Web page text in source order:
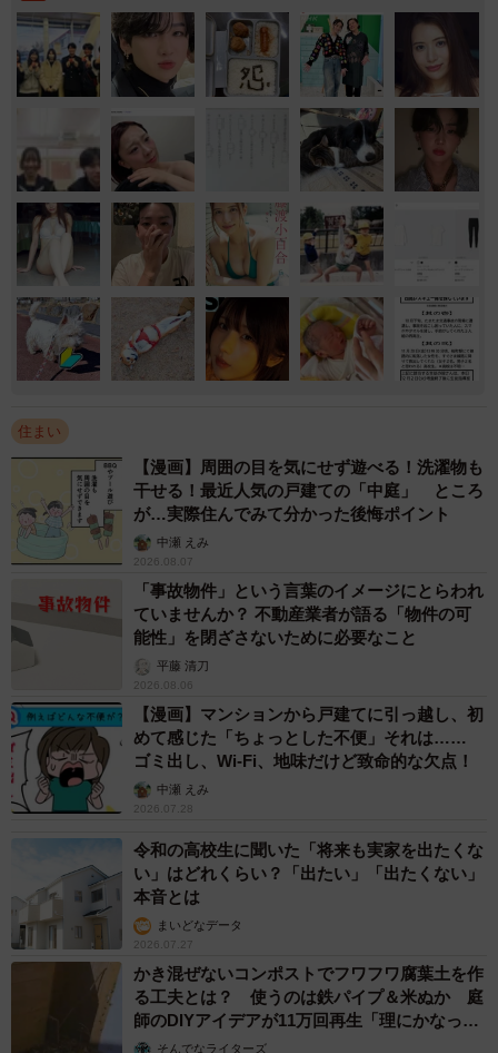
住まい
【漫画】周囲の目を気にせず遊べる！洗濯物も
干せる！最近人気の戸建ての「中庭」 ところ
が…実際住んでみて分かった後悔ポイント
中瀬 えみ
2026.08.07
「事故物件」という言葉のイメージにとらわれ
ていませんか？ 不動産業者が語る「物件の可
能性」を閉ざさないために必要なこと
平藤 清刀
2026.08.06
【漫画】マンションから戸建てに引っ越し、初
めて感じた「ちょっとした不便」それは……
ゴミ出し、Wi-Fi、地味だけど致命的な欠点！
中瀬 えみ
2026.07.28
令和の高校生に聞いた「将来も実家を出たくな
い」はどれくらい？「出たい」「出たくない」
本音とは
まいどなデータ
2026.07.27
かき混ぜないコンポストでフワフワ腐葉土を作
る工夫とは？ 使うのは鉄パイプ＆米ぬか 庭
師のDIYアイデアが11万回再生「理にかなった
手法」そんでなライターズ